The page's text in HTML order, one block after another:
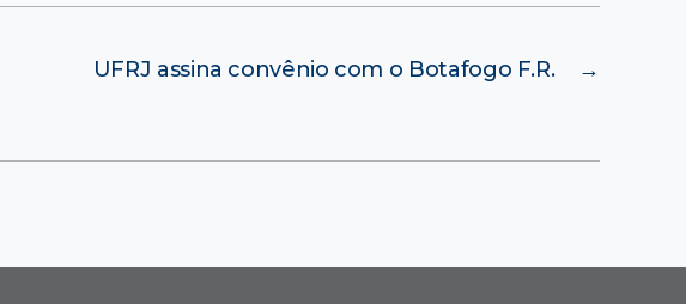
→
UFRJ assina convênio com o Botafogo F.R.